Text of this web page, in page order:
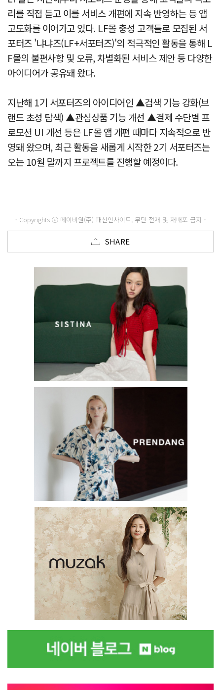
리를 직접 듣고 이를 서비스 개편에 지속 반영하는 등 앱
고도화를 이어가고 있다. LF몰 충성 고객들로 모집된 서
포터즈 '냐냐즈(LF+서포터즈)'의 적극적인 활동을 통해 L
F몰의 불편사항 및 오류, 차별화된 서비스 제안 등 다양한
아이디어가 공유돼 왔다.
지난해 1기 서포터즈의 아이디어인 ▲검색 기능 강화(브
랜드 초성 탐색) ▲관심상품 기능 개선 ▲결제 수단별 프
로모션 UI 개선 등은 LF몰 앱 개편 때마다 지속적으로 반
영돼 왔으며, 최근 활동을 새롭게 시작한 2기 서포터즈는
오는 10월 말까지 프로젝트를 진행할 예정이다.
- Copyrights ⓒ 메이비원(주) 패션인사이트, 무단 전재 및 재배포 금지 -
SHARE